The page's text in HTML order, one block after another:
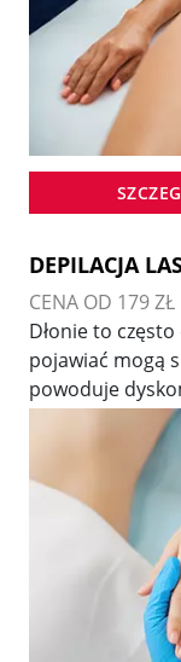
DEPILACJA
CENA OD 179 ZŁ
Dłonie to
pojawiać mogą
powoduje